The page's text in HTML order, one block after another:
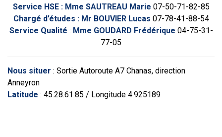
Service HSE : Mme SAUTREAU Marie 07-50-71-82-85
Chargé d’études : Mr BOUVIER Lucas 07-78-41-88-54
Service Qualité : Mme GOUDARD Frédérique 04-75-31-
77-05
Nous situer : Sortie Autoroute A7 Chanas, direction
Anneyron
Latitude : 45.28.61.85 / Longitude 4.925189